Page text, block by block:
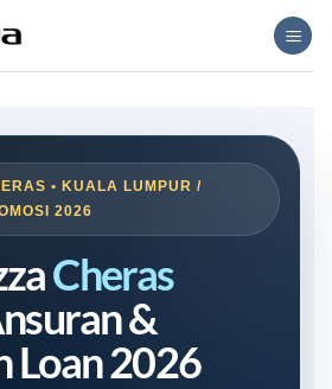
• KUALA LUMPUR /
2026
Cheras
&
Loan 2026